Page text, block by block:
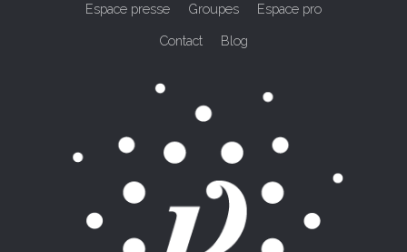
Espace presse Groupes Espace pro
Contact Blog